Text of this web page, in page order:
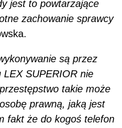
jest to powtarzające
zachowanie sprawcy
są przez
SUPERIOR nie
takie może
prawną, jaką jest
fakt że do kogoś telefon